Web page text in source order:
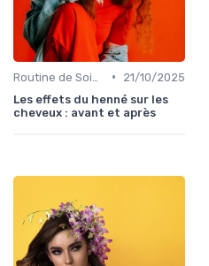
•
21/10/2025
Les effets du henné sur les
cheveux : avant et après